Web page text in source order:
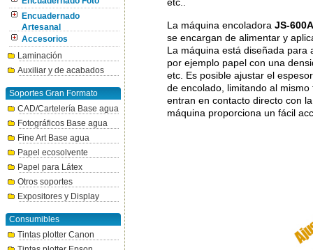
Encuadernado
Artesanal
Accesorios
Laminación
Auxiliar y de acabados
Soportes Gran Formato
CAD/Cartelería Base agua
Fotográficos Base agua
Fine Art Base agua
Papel ecosolvente
Papel para Látex
Otros soportes
Expositores y Display
Consumibles
Tintas plotter Canon
La máquina encoladora JS-600A
se encargan de alimentar y
La máquina está diseñada para
por ejemplo papel con una
etc. Es posible ajustar el
de encolado, limitando al
entran en contacto directo con
máquina proporciona un fácil